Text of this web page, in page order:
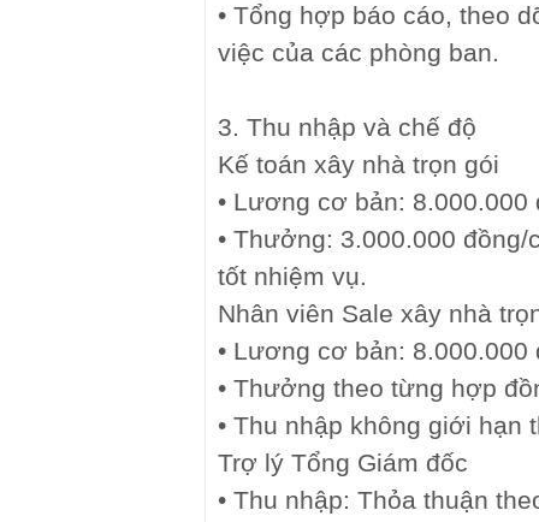
• Tổng hợp báo cáo, theo
việc của các phòng ban.
3. Thu nhập và chế độ
Kế toán xây nhà trọn gói
• Lương cơ bản: 8.000.000
• Thưởng: 3.000.000
tốt nhiệm vụ.
Nhân viên Sale xây nhà
• Lương cơ bản: 8.000.000
• Thưởng theo từng hợp
• Thu nhập không giới hạn
Trợ lý Tổng Giám đốc
• Thu nhập: Thỏa thuận